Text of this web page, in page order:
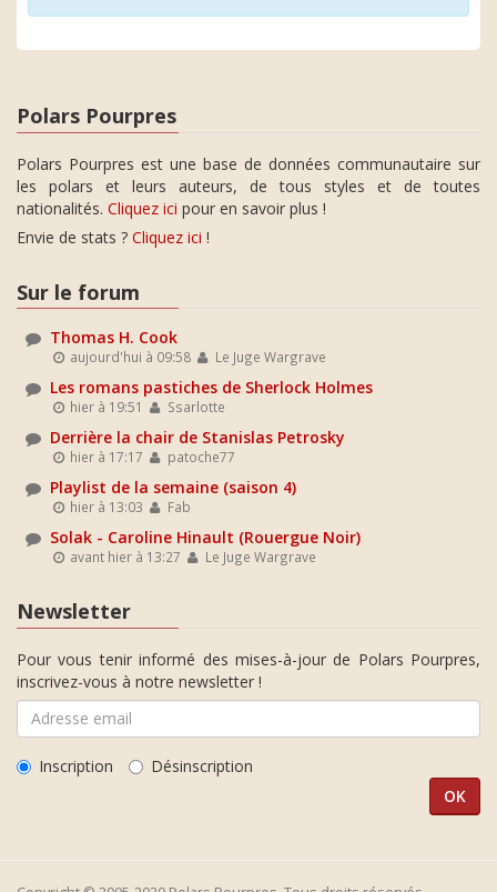
Polars Pourpres
Polars Pourpres est une base de données communautaire sur
les polars et leurs auteurs, de tous styles et de toutes
nationalités. Cliquez ici pour en savoir plus !
Envie de stats ? Cliquez ici !
Sur le forum
Thomas H. Cook
aujourd'hui à 09:58 Le Juge Wargrave
Les romans pastiches de Sherlock Holmes
hier à 19:51 Ssarlotte
Derrière la chair de Stanislas Petrosky
hier à 17:17 patoche77
Playlist de la semaine (saison 4)
hier à 13:03 Fab
Solak - Caroline Hinault (Rouergue Noir)
avant hier à 13:27 Le Juge Wargrave
Newsletter
Pour vous tenir informé des mises-à-jour de Polars Pourpres,
inscrivez-vous à notre newsletter !
Inscription Désinscription